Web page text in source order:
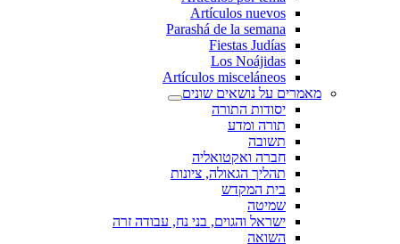
Artículos nuevos
Parashá de la semana
Fiestas Judías
Los Noájidas
Artículos misceláneos
מאמרים על נושאים שונים
יסודות התורה
תורה ומדע
תשובה
חברה ואקטואליה
תהליך הגאולה, ציונות
בית המקדש
שמיטה
ישראל והגוים, בני נח, עבודה זרה
השואה